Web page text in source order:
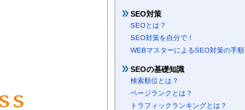
SEO対策
SEOとは？
SEO対策を自分で！
WEBマスターによるSEO対策の手順
SEOの基礎知識
検索順位とは？
ページランクとは？
トラフィックランキングとは？